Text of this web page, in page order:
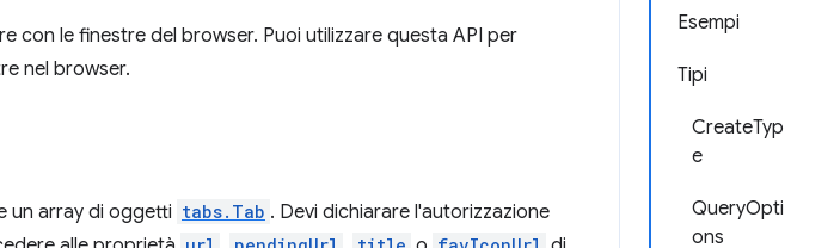
Esempi
Tipi
CreateTyp
e
QueryOpti
ons
con le finestre del browser. Puoi utilizzare questa API per
nel browser.
un array di oggetti tabs.Tab . Devi dichiarare l'autorizzazione